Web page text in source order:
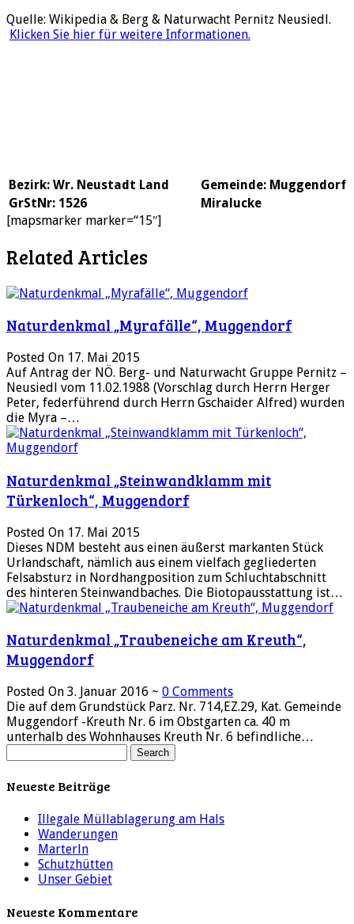
Quelle: Wikipedia & Berg & Naturwacht Pernitz Neusiedl.
Klicken Sie hier für weitere Informationen.
Bezirk: Wr. Neustadt Land
Gemeinde: Muggendorf
GrStNr: 1526
Miralucke
[mapsmarker marker=“15″]
Related Articles
Naturdenkmal „Myrafälle“, Muggendorf
Posted On 17. Mai 2015
Auf Antrag der NÖ. Berg- und Naturwacht Gruppe Pernitz –
Neusiedl vom 11.02.1988 (Vorschlag durch Herrn Herger
Peter, federführend durch Herrn Gschaider Alfred) wurden
die Myra –…
Naturdenkmal „Steinwandklamm mit
Türkenloch“, Muggendorf
Posted On 17. Mai 2015
Dieses NDM besteht aus einen äußerst markanten Stück
Urlandschaft, nämlich aus einem vielfach gegliederten
Felsabsturz in Nordhangposition zum Schluchtabschnitt
des hinteren Steinwandbaches. Die Biotopausstattung ist…
Naturdenkmal „Traubeneiche am Kreuth“,
Muggendorf
Posted On 3. Januar 2016 ~ 0 Comments
Die auf dem Grundstück Parz. Nr. 714,EZ.29, Kat. Gemeinde
Muggendorf -Kreuth Nr. 6 im Obstgarten ca. 40 m
unterhalb des Wohnhauses Kreuth Nr. 6 befindliche…
Neueste Beiträge
Illegale Müllablagerung am Hals
Wanderungen
Marterln
Schutzhütten
Unser Gebiet
Neueste Kommentare